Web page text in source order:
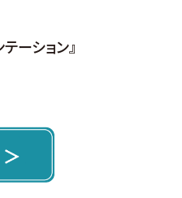
ーション』